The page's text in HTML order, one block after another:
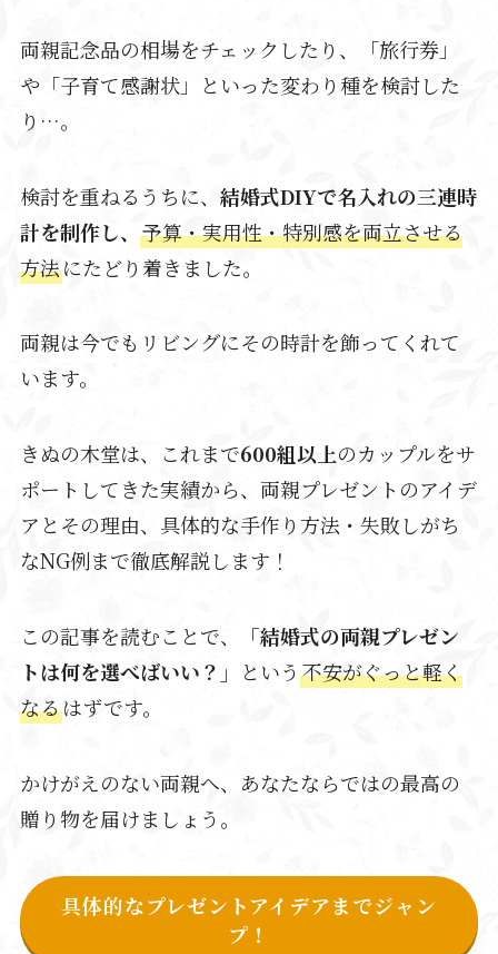
両親記念品の相場をチェックしたり、「旅行券」
や「子育て感謝状」といった変わり種を検討した
り…。
検討を重ねるうちに、 結婚式DIYで名入れの三連時
計を制作し、 予算・実用性・特別感を両立させる
方法にたどり着きました。
両親は今でもリビングにその時計を飾ってくれて
います。
きぬの木堂は、これまで600組以上のカップルをサ
ポートしてきた実績から、両親プレゼントのアイデ
アとその理由、具体的な手作り方法・失敗しがち
なNG例まで徹底解説します！
この記事を読むことで、
「結婚式の両親プレゼン
トは何を選べばいい？」
という 不安がぐっと軽く
なるはずです。
かけがえのない両親へ、あなたならではの最高の
贈り物を届けましょう。
具体的なプレゼントアイデアまでジャン
プ！